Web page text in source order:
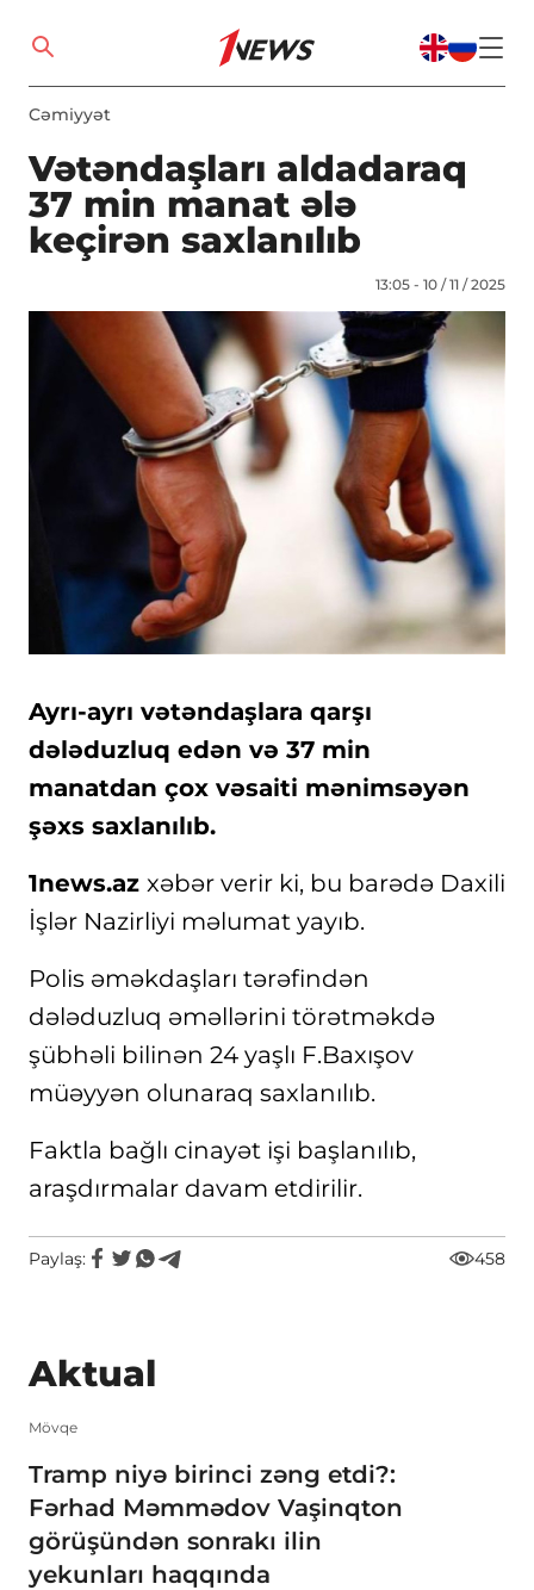
Cəmiyyət
Vətəndaşları aldadaraq
37 min manat ələ
keçirən saxlanılıb
13:05 - 10 / 11 / 2025
Ayrı-ayrı vətəndaşlara qarşı
dələduzluq edən və 37 min
manatdan çox vəsaiti mənimsəyən
şəxs saxlanılıb.
1news.az xəbər verir ki, bu barədə Daxili
İşlər Nazirliyi məlumat yayıb.
Polis əməkdaşları tərəfindən
dələduzluq əməllərini törətməkdə
şübhəli bilinən 24 yaşlı F.Baxışov
müəyyən olunaraq saxlanılıb.
Faktla bağlı cinayət işi başlanılıb,
araşdırmalar davam etdirilir.
Paylaş: 458
Aktual
Mövqe
Tramp niyə birinci zəng etdi?:
Fərhad Məmmədov Vaşinqton
görüşündən sonrakı ilin
yekunları haqqında